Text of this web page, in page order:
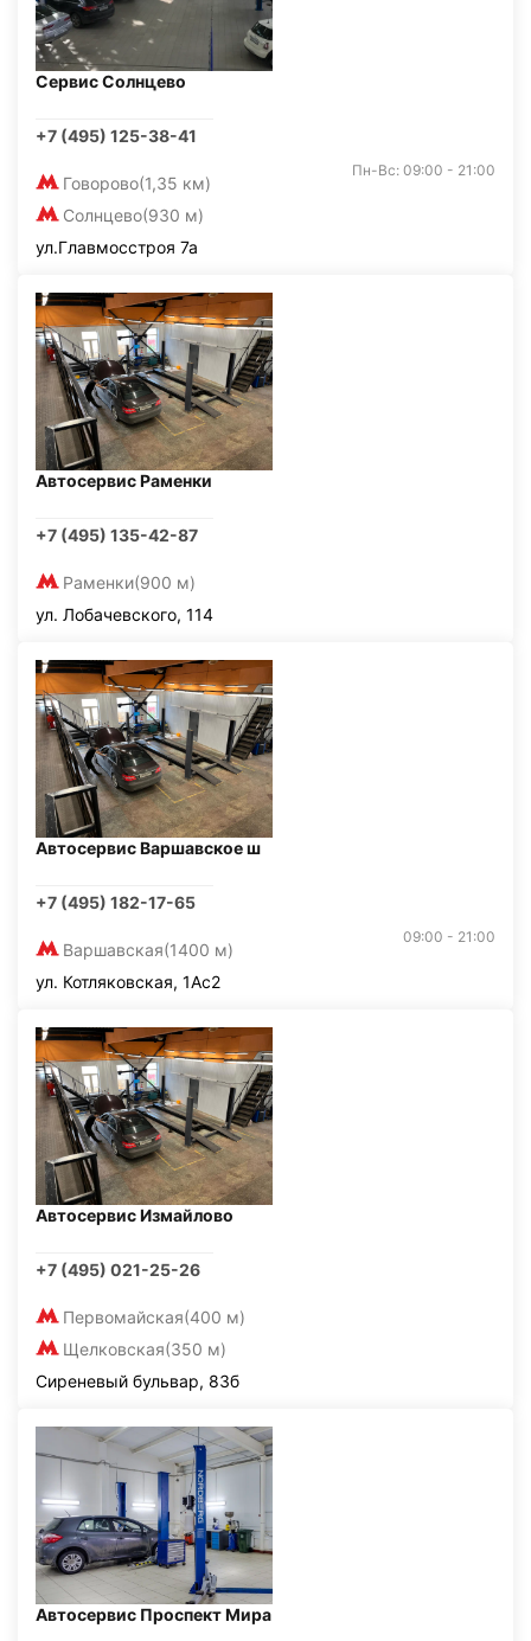
Сервис Солнцево
+7 (495) 125-38-41
Говорово(1,35 км)
Солнцево(930 м)
Пн-Вс: 09:00 - 21:00
ул.Главмосстроя 7а
Автосервис Раменки
+7 (495) 135-42-87
Раменки(900 м)
ул. Лобачевского, 114
Автосервис Варшавское ш
+7 (495) 182-17-65
Варшавская(1400 м)
09:00 - 21:00
ул. Котляковская, 1Ас2
Автосервис Измайлово
+7 (495) 021-25-26
Первомайская(400 м)
Щелковская(350 м)
Сиреневый бульвар, 83б
Автосервис Проспект Мира